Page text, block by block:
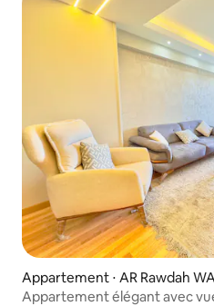
Appartement ⋅ AR Rawdah
Appartement élégant avec